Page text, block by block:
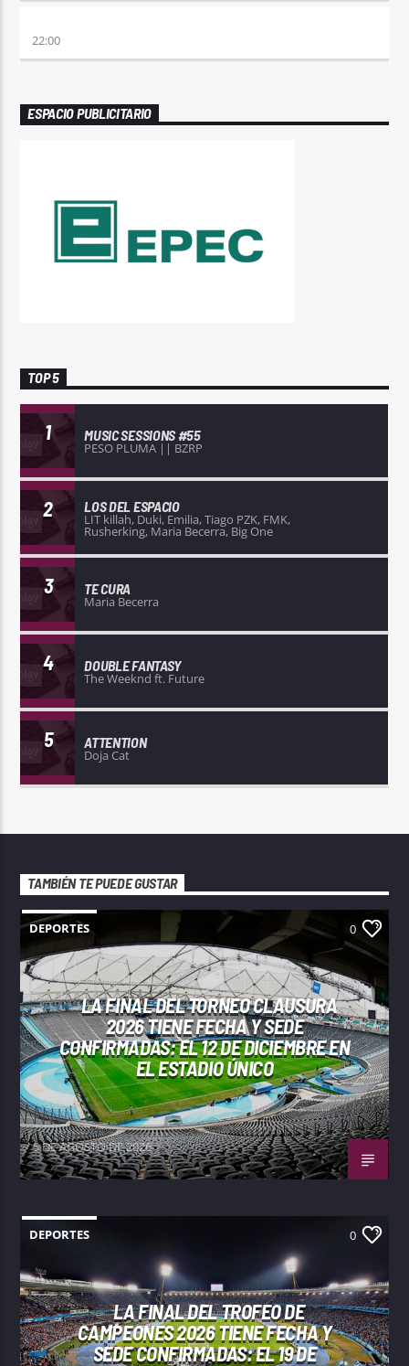
22:00
ESPACIO PUBLICITARIO
TOP 5
1 MUSIC SESSIONS #55
PESO PLUMA || BZRP
2 LOS DEL ESPACIO
LIT killah, Duki, Emilia, Tiago PZK, FMK,
Rusherking, Maria Becerra, Big One
3 TE CURA
Maria Becerra
4 DOUBLE FANTASY
The Weeknd ft. Future
5 ATTENTION
Doja Cat
TAMBIÉN TE PUEDE GUSTAR
DEPORTES 0
LA FINAL DEL TORNEO CLAUSURA
2026 TIENE FECHA Y SEDE
CONFIRMADAS: EL 12 DE DICIEMBRE EN
EL ESTADIO ÚNICO
5 DE AGOSTO DE 2026
DEPORTES 0
LA FINAL DEL TROFEO DE
CAMPEONES 2026 TIENE FECHA Y
SEDE CONFIRMADAS: EL 19 DE